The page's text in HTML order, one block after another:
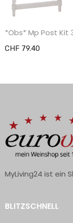
*Obs* Mp Post Kit
CHF 79.40
MyLiving24 ist ein
BLITZSCHNELL